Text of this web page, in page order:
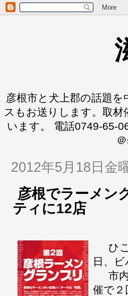
滋賀
彦根市と犬上郡の話題
スもお送りします。取
います。 電話0749-
2012年5月18日金
彦根でラーメン
ティに12店
ひ
日、
市
催で２